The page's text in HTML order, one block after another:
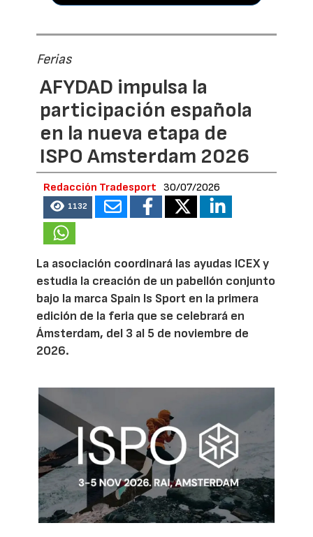
Ferias
AFYDAD impulsa la
participación española
en la nueva etapa de
ISPO Amsterdam 2026
Redacción Tradesport 30/07/2026
1132
La asociación coordinará las ayudas ICEX y
estudia la creación de un pabellón conjunto
bajo la marca Spain Is Sport en la primera
edición de la feria que se celebrará en
Ámsterdam, del 3 al 5 de noviembre de
2026.